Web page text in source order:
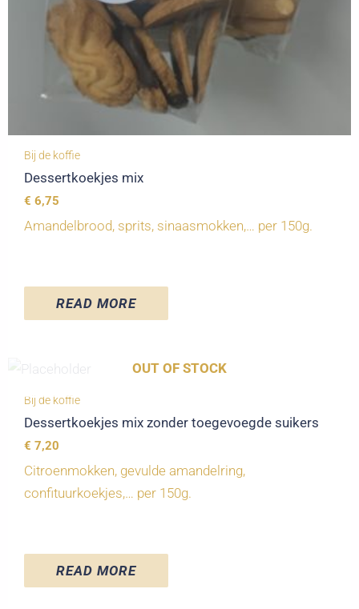
Bij de koffie
Dessertkoekjes mix
€ 6,75
Amandelbrood, sprits, sinaasmokken,… per 150g.
READ MORE
OUT OF STOCK
Bij de koffie
Dessertkoekjes mix zonder toegevoegde suikers
€ 7,20
Citroenmokken, gevulde amandelring,
confituurkoekjes,… per 150g.
READ MORE